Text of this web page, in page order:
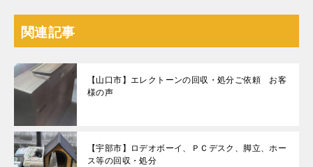
関連記事
【山口市】エレクトーンの回収・処分ご依頼 お客
様の声
【宇部市】ロデオボーイ、ＰＣデスク、脚立、ホー
ス等の回収・処分